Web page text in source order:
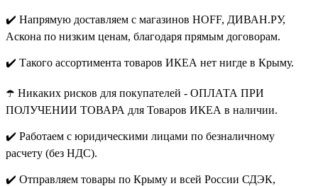
✔️ Напрямую доставляем с магазинов HOFF, ДИВАН.РУ,
Аскона по низким ценам, благодаря прямым договорам.
✔️ Такого ассортимента товаров ИКЕА нет нигде в Крыму.
☂️ Никаких рисков для покупателей - ОПЛАТА ПРИ
ПОЛУЧЕНИИ ТОВАРА для Товаров ИКЕА в наличии.
✔️ Работаем с юридическими лицами по безналичному
расчету (без НДС).
✔️ Отправляем товары по Крыму и всей России СДЭК,